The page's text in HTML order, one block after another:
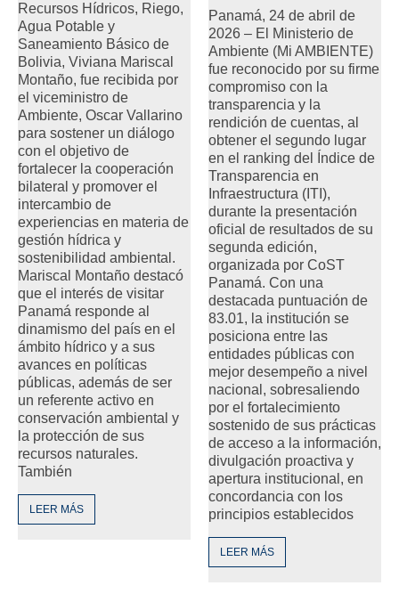
Recursos Hídricos, Riego,
Agua Potable y
Saneamiento Básico de
Bolivia, Viviana Mariscal
Montaño, fue recibida por
el viceministro de
Ambiente, Oscar Vallarino
para sostener un diálogo
con el objetivo de
fortalecer la cooperación
bilateral y promover el
intercambio de
experiencias en materia de
gestión hídrica y
sostenibilidad ambiental.
Mariscal Montaño destacó
que el interés de visitar
Panamá responde al
dinamismo del país en el
ámbito hídrico y a sus
avances en políticas
públicas, además de ser
un referente activo en
conservación ambiental y
la protección de sus
recursos naturales.
También
LEER MÁS
Panamá, 24 de abril de
2026 – El Ministerio de
Ambiente (Mi AMBIENTE)
fue reconocido por su firme
compromiso con la
transparencia y la
rendición de cuentas, al
obtener el segundo lugar
en el ranking del Índice de
Transparencia en
Infraestructura (ITI),
durante la presentación
oficial de resultados de su
segunda edición,
organizada por CoST
Panamá. Con una
destacada puntuación de
83.01, la institución se
posiciona entre las
entidades públicas con
mejor desempeño a nivel
nacional, sobresaliendo
por el fortalecimiento
sostenido de sus prácticas
de acceso a la información,
divulgación proactiva y
apertura institucional, en
concordancia con los
principios establecidos
LEER MÁS